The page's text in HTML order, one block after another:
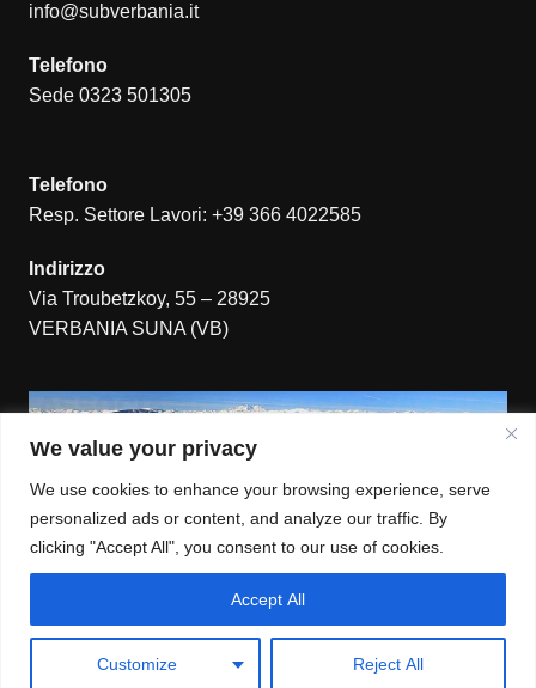
We value your privacy
We use cookies to enhance your browsing experience, serve
personalized ads or content, and analyze our traffic. By
clicking "Accept All", you consent to our use of cookies.
Customize Reject All
Accept All
info@subverbania.it
Telefono
Sede 0323 501305
Telefono
Resp. Settore Lavori: +39 366 4022585
Indirizzo
Via Troubetzkoy, 55 – 28925
VERBANIA SUNA (VB)
© 2022 ASSOCIAZIONE SUB VERBANIA ODV ⎟ Via
Troubetzkoy, 55 – 28925 – VERBANIA SUNA (VB) ⎟ P. IVA:
00299370031 - Numero REA: VB–183911